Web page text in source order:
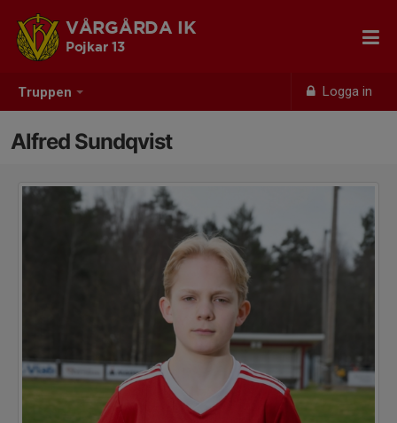
Truppen Logga in
VÅRGÅRDA IK
Pojkar 13
Alfred Sundqvist